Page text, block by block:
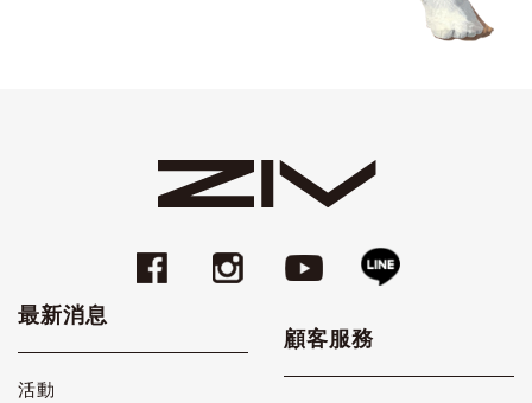
最新消息
活動
顧客服務